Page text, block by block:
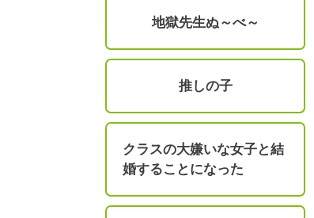
地獄先生ぬ～べ～
推しの子
クラスの大嫌いな女子と結
婚することになった